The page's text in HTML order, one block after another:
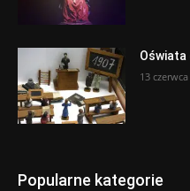
13
Popularne kategorie